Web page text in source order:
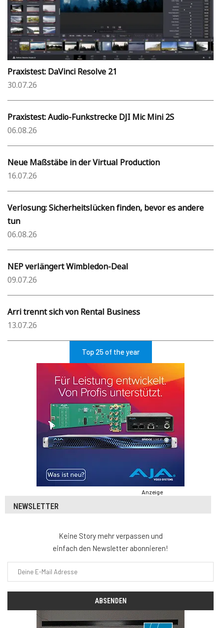
Praxistest: DaVinci Resolve 21
30.07.26
Praxistest: Audio-Funkstrecke DJI Mic Mini 2S
06.08.26
Neue Maßstäbe in der Virtual Production
16.07.26
Verlosung: Sicherheitslücken finden, bevor es andere
tun
06.08.26
NEP verlängert Wimbledon-Deal
09.07.26
Arri trennt sich von Rental Business
13.07.26
Top 25 of the year
Anzeige
NEWSLETTER
Keine Story mehr verpassen und
einfach den Newsletter abonnieren!